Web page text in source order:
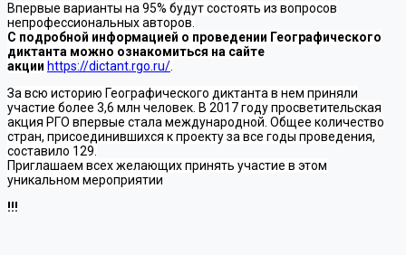
Впервые варианты на 95% будут состоять из вопросов
непрофессиональных авторов.
С подробной информацией о проведении Географического
диктанта можно ознакомиться на сайте
акции https://dictant.rgo.ru/
За всю историю Географического диктанта в нем приняли
участие более 3,6 млн человек. В 2017 году просветительская
акция РГО впервые стала международной. Общее количество
стран, присоединившихся к проекту за все годы проведения,
составило 129.
Приглашаем всех желающих принять участие в этом
уникальном мероприятии
!!!